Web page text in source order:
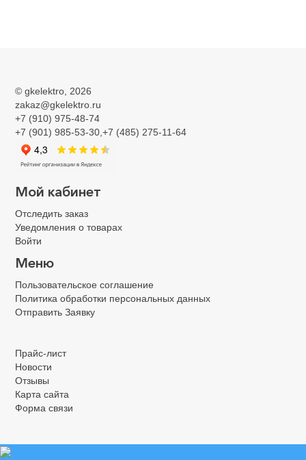
© gkelektro , 2026
zakaz@gkelektro.ru
+7 (910) 975-48-74
+7 (901) 985-53-30,+7 (485) 275-11-64
Мой кабинет
Отследить заказ
Уведомления о товарах
Войти
Меню
Пользовательское соглашение
Политика обработки персональных данных
Отправить Заявку
Прайс-лист
Новости
Отзывы
Карта сайта
Форма связи